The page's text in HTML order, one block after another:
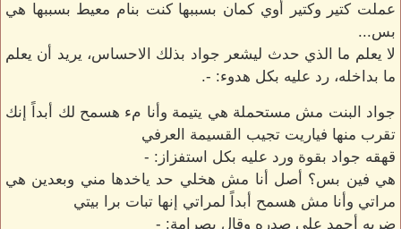
عملت كتير وكتير أوي كمان بسببها كنت بنام معيط بسببها هي
بس...
لا يعلم ما الذي حدث ليشعر جواد بذلك الاحساس، يريد أن يعلم
ما بداخله، رد عليه بكل هدوء: -.
جواد البنت مش مستحملة هي يتيمة وأنا مء هسمح لك أبداً إنك
تقرب منها فياريت تجيب القسيمة العرفي
قهقه جواد بقوة ورد عليه بكل استفزاز: -
هي فين بس؟ أصل أنا مش هخلي حد ياخدها مني وبعدين هي
مراتي وأنا مش هسمح أبداً لمراتي إنها تبات برا بيتي
ضربه أحمد على صدره وقال بصرامة: -